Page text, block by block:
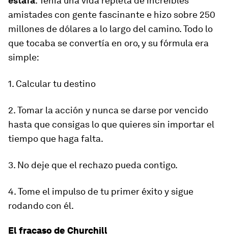
amistades con gente fascinante e hizo sobre 250
millones de dólares a lo largo del camino. Todo lo
que tocaba se convertía en oro, y su fórmula era
simple:
1. Calcular tu destino
2. Tomar la acción y nunca se darse por vencido
hasta que consigas lo que quieres sin importar el
tiempo que haga falta.
3. No deje que el rechazo pueda contigo.
4. Tome el impulso de tu primer éxito y sigue
rodando con él.
El fracaso de Churchill